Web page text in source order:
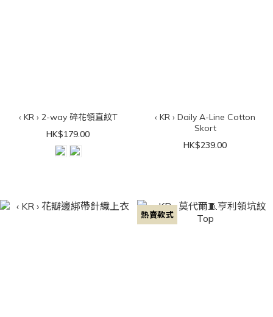
‹ KR › 2-way 碎花領直紋T
HK$179.00
‹ KR › Daily A-Line Cotton
Skort
HK$239.00
熱賣款式